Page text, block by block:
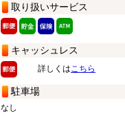
取り扱いサービス
キャッシュレス
詳しくはこちら
駐車場
なし